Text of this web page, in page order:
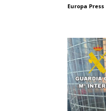
Europa Press